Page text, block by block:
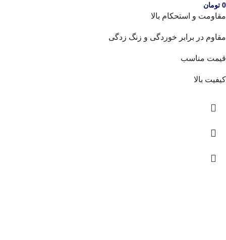
0 تومان
مقاومت و استحکام بالا
مقاوم در برابر خوردگی و زنگ زدگی
قیمت مناسب
کیفیت بالا